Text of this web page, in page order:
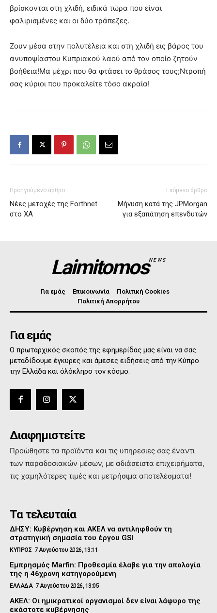
βρίσκονται στη χλιδή, ειδικά τώρα που είναι
φαλιρισμένες και οι δύο τράπεζες.
Ζουν μέσα στην πολυτέλεια και στη χλιδή εις βάρος του
ανυποψίαστου Κυπριακού λαού από τον οποίο ζητούν
βοήθεια!Μα μέχρι που θα φτάσει το θράσος τους;Ντροπή
σας κύριοι που προκαλείτε τόσο ακραία!
Προηγούμενο άρθρο
Νέες μετοχές της Forthnet
στο ΧΑ
Επόμενο άρθρο
Μήνυση κατά της JPMorgan
για εξαπάτηση επενδυτών
LaimitomosNEWS
Για εμάς Επικοινωνία
Πολιτική Cookies
Πολιτική Απορρήτου
Για εμάς
Ο πρωταρχικός σκοπός της εφημερίδας μας είναι να σας
μεταδίδουμε έγκυρες και άμεσες ειδήσεις από την Κύπρο
την Ελλάδα και όλόκληρο τον κόσμο.
Διαφημιστείτε
Προώθηστε τα προϊόντα και τις υπηρεσιες σας έναντι
των παραδοσιακών μέσων, με αδιάσειστα επιχειρήματα,
τις χαμηλότερες τιμές και μετρήσιμα αποτελέσματα!
Τα τελευταία
ΔΗΣΥ: Κυβέρνηση και ΑΚΕΛ να αντιληφθούν τη
στρατηγική σημασία του έργου GSI
ΚΥΠΡΟΣ 7 Αυγούστου 2026, 13:11
Εμπρησμός Marfin: Προθεσμία έλαβε για την απολογία
της η 46χρονη κατηγορούμενη
ΕΛΛΑΔΑ 7 Αυγούστου 2026, 13:05
ΑΚΕΛ: Οι ημικρατικοί οργανισμοί δεν είναι λάφυρο της
εκάστοτε κυβέρνησης